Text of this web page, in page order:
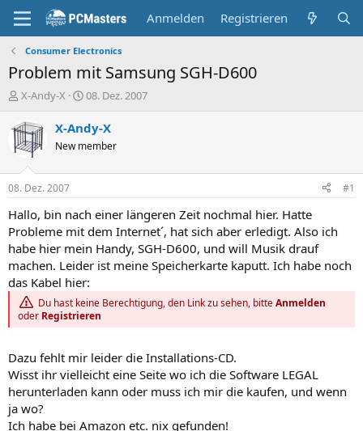
Anmelden Registrieren
Consumer Electronics
Problem mit Samsung SGH-D600
E
s
t
e
e
r
X-Andy-X
E
s
e
t
a
m
08. Dez. 2007
X-Andy-X
New member
08. Dez. 2007 #1
Hallo, bin nach einer längeren Zeit nochmal hier. Hatte
Probleme mit dem Internet´, hat sich aber erledigt. Also ich
habe hier mein Handy, SGH-D600, und will Musik drauf
machen. Leider ist meine Speicherkarte kaputt. Ich habe noch
das Kabel hier:
Du hast keine Berechtigung, den Link zu sehen, bitteAnmelden
oder Registrieren
Dazu fehlt mir leider die Installations-CD.
Wisst ihr vielleicht eine Seite wo ich die Software LEGAL
herunterladen kann oder muss ich mir die kaufen, und wenn
ja wo?
Ich habe bei Amazon etc. nix gefunden!